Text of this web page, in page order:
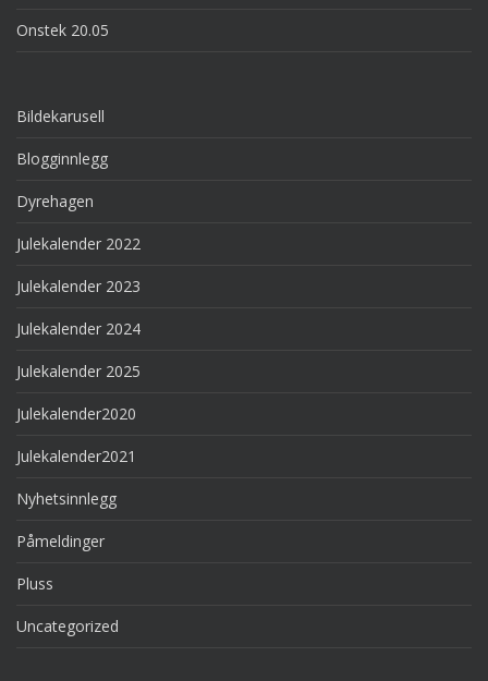
Onstek 20.05
Bildekarusell
Blogginnlegg
Dyrehagen
Julekalender 2022
Julekalender 2023
Julekalender 2024
Julekalender 2025
Julekalender2020
Julekalender2021
Nyhetsinnlegg
Påmeldinger
Pluss
Uncategorized